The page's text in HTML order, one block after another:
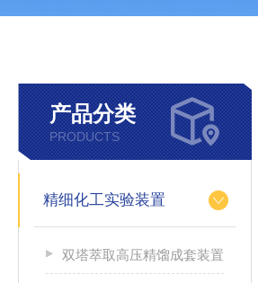
产品分类
PRODUCTS
精细化工实验装置
双塔萃取高压精馏成套装置